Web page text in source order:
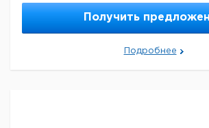
Получить
Подробнее